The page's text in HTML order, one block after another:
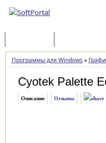
Программы для Windows »
Cyotek Palette
Описание Отзывы